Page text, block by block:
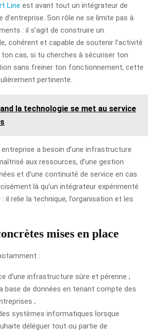
Line est avant tout un intégrateur de
Son rôle ne se limite pas à
: il s’agit de construire un
cohérent et capable de soutenir l’activité
ton cas, si tu cherches à sécuriser ton
sans freiner ton fonctionnement, cette
pertinente.
la technologie se met au service
a besoin d’une infrastructure
aux ressources, d’une gestion
et d’une continuité de service en cas
là qu’un intégrateur expérimenté
il relie la technique, l’organisation et les
mises en place
:
d’une infrastructure sûre et pérenne ;
base de données en tenant compte des
;
systèmes informatiques lorsque
déléguer tout ou partie de